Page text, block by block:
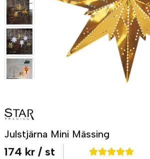
Julstjärna Mini Mässing
174 kr / st